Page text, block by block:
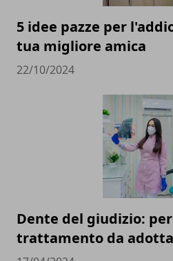
5 idee pazze per
tua migliore amica
22/10/2024
Dente del giudizio:
trattamento da